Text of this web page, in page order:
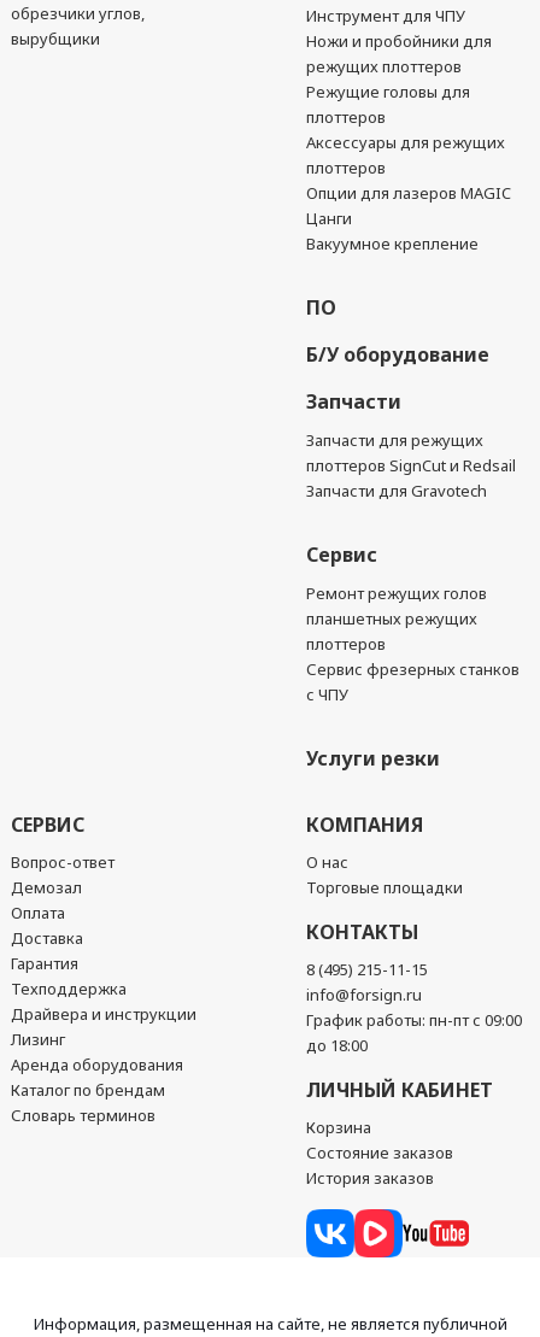
обрезчики углов,
вырубщики
Инструмент для ЧПУ
Ножи и пробойники для
режущих плоттеров
Режущие головы для
плоттеров
Аксессуары для режущих
плоттеров
Опции для лазеров MAGIC
Цанги
Вакуумное крепление
ПО
Б/У оборудование
Запчасти
Запчасти для режущих
плоттеров SignCut и Redsail
Запчасти для Gravotech
Сервис
Ремонт режущих голов
планшетных режущих
плоттеров
Сервис фрезерных станков
с ЧПУ
Услуги резки
СЕРВИС
Вопрос-ответ
Демозал
Оплата
Доставка
Гарантия
Техподдержка
Драйвера и инструкции
Лизинг
Аренда оборудования
Каталог по брендам
Словарь терминов
КОМПАНИЯ
О нас
Торговые площадки
КОНТАКТЫ
8 (495) 215-11-15
info@forsign.ru
График работы: пн-пт с 09:00
до 18:00
ЛИЧНЫЙ КАБИНЕТ
Корзина
Состояние заказов
История заказов
Информация, размещенная на сайте, не является публичной